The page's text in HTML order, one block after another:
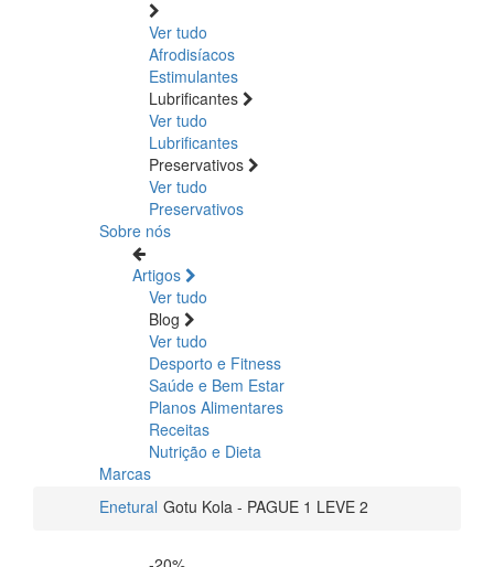
Ver tudo
Afrodisíacos
Estimulantes
Lubrificantes
Ver tudo
Lubrificantes
Preservativos
Ver tudo
Preservativos
Sobre nós
Artigos
Ver tudo
Blog
Ver tudo
Desporto e Fitness
Saúde e Bem Estar
Planos Alimentares
Receitas
Nutrição e Dieta
Marcas
Enetural Gotu Kola - PAGUE 1 LEVE 2